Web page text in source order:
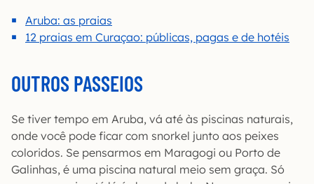
Aruba: as praias
12 praias em Curaçao: públicas, pagas e de hotéis
OUTROS PASSEIOS
Se tiver tempo em Aruba, vá até às piscinas naturais,
onde você pode ficar com snorkel junto aos peixes
coloridos. Se pensarmos em Maragogi ou Porto de
Galinhas, é uma piscina natural meio sem graça. Só